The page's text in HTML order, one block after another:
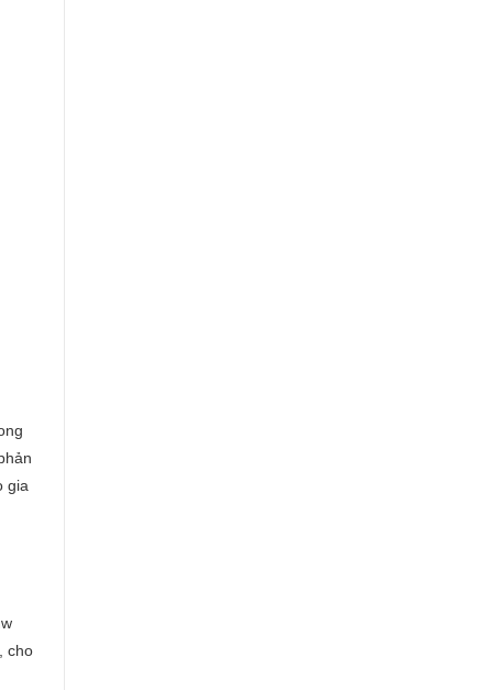
gia
cho